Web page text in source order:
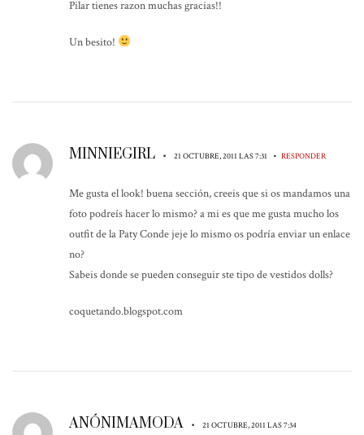
Pilar tienes razon muchas gracias!!
Un besito!
MINNIEGIRL • 21 OCTUBRE, 2011 LAS 7:31 • RESPONDER
Me gusta el look! buena sección, creeis que si os mandamos una
foto podreís hacer lo mismo? a mi es que me gusta mucho los
outfit de la Paty Conde jeje lo mismo os podría enviar un enlace
no?
Sabeis donde se pueden conseguir ste tipo de vestidos dolls?
coquetando.blogspot.com
ANÓNIMAMODA • 21 OCTUBRE, 2011 LAS 7:34